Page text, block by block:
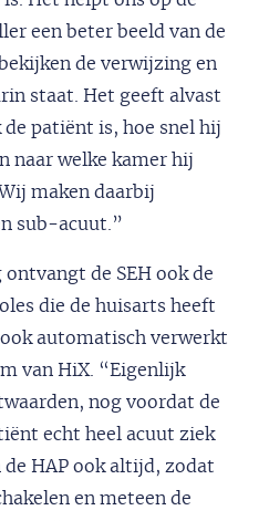
een beter beeld van de
de verwijzing en
staat. Het geeft alvast
de patiënt is, hoe snel hij
naar welke kamer hij
maken daarbij
sub-acuut.”
de SEH ook de
die de huisarts heeft
automatisch verwerkt
van HiX. “Eigenlijk
nog voordat de
echt heel acuut ziek
HAP ook altijd, zodat
en meteen de